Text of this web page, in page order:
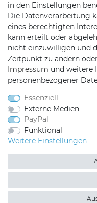
|
*Alle Preise
in den Einstellungen
Die Datenverarbeitung
eines berechtigten
kann erteilt oder
nicht einzuwilligen und
Zeitpunkt zu ändern
Impressum und weitere
personenbezogener
Essenziell
Externe Medien
PayPal
Funktional
Weitere Einstellungen